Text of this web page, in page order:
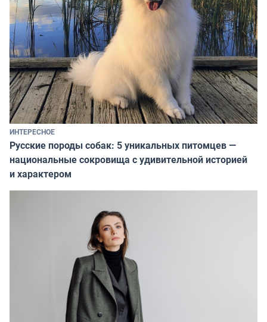
ИНТЕРЕСНОЕ
Русские породы собак: 5 уникальных питомцев —
национальные сокровища с удивительной историей
и характером